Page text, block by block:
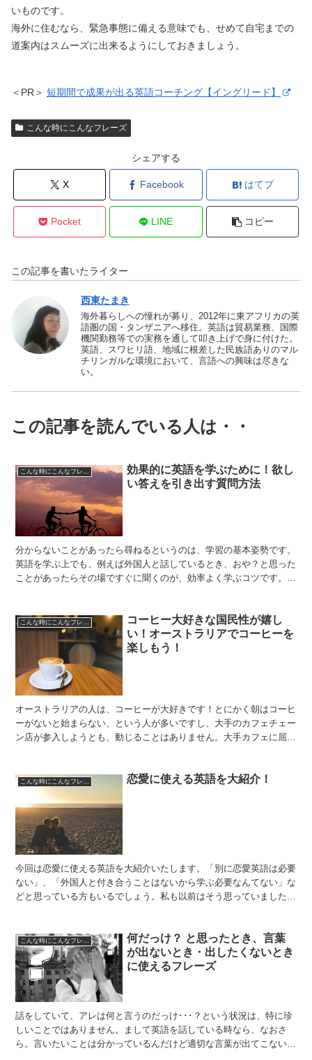
いものです。
海外に住むなら、緊急事態に備える意味でも、せめて自宅までの
道案内はスムーズに出来るようにしておきましょう。
＜PR＞ 短期間で成果が出る英語コーチング【イングリード】
こんな時にこんなフレーズ
シェアする
X Facebook はてブ
Pocket LINE コピー
この記事を書いたライター
西東たまき
海外暮らしへの憧れが募り、2012年に東アフリカの英
語圏の国・タンザニアへ移住。英語は貿易業務、国際
機関勤務等での実務を通して叩き上げで身に付けた。
英語、スワヒリ語、地域に根差した民族語ありのマル
チリンガルな環境において、言語への興味は尽きな
い。
この記事を読んでいる人は・・
こんな時にこんなフレーズ
効果的に英語を学ぶために！欲し
い答えを引き出す質問方法
分からないことがあったら尋ねるというのは、学習の基本姿勢です。
英語を学ぶ上でも、例えば外国人と話しているとき、おや？と思った
ことがあったらその場ですぐに聞くのが、効率よく学ぶコツです。で
コーヒー大好きな国民性が嬉し
い！オーストラリアでコーヒーを
楽しもう！
オーストラリアの人は、コーヒーが大好きです！とにかく朝はコーヒ
ーがないと始まらない、という人が多いですし、大手のカフェチェー
ン店が参入しようとも、動じることはありません。大手カフェに屈す
恋愛に使える英語を大紹介！
今回は恋愛に使える英語を大紹介いたします。「別に恋愛英語は必要
ない」、「外国人と付き合うことはないから学ぶ必要なんてない」な
どと思っている方もいるでしょう。私も以前はそう思っていました。
何だっけ？ と思ったとき、言葉
が出ないとき・出したくないとき
に使えるフレーズ
話をしていて、アレは何と言うのだっけ･･･？という状況は、特に珍
しいことではありません。まして英語を話している時なら、なおさ
ら。言いたいことは分かっているんだけど適切な言葉が出てこない、